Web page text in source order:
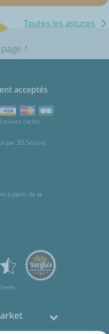
Toutes les astuces
↑
acceptés
cartes
par 3D Secure
à partir de la